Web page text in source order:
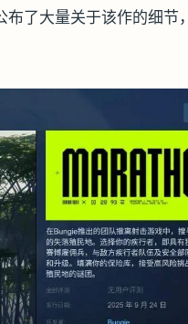
布了大量关于该作的细节